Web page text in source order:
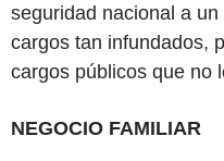
seguridad nacional a
cargos tan infundados,
cargos públicos que no
NEGOCIO FAMILIAR